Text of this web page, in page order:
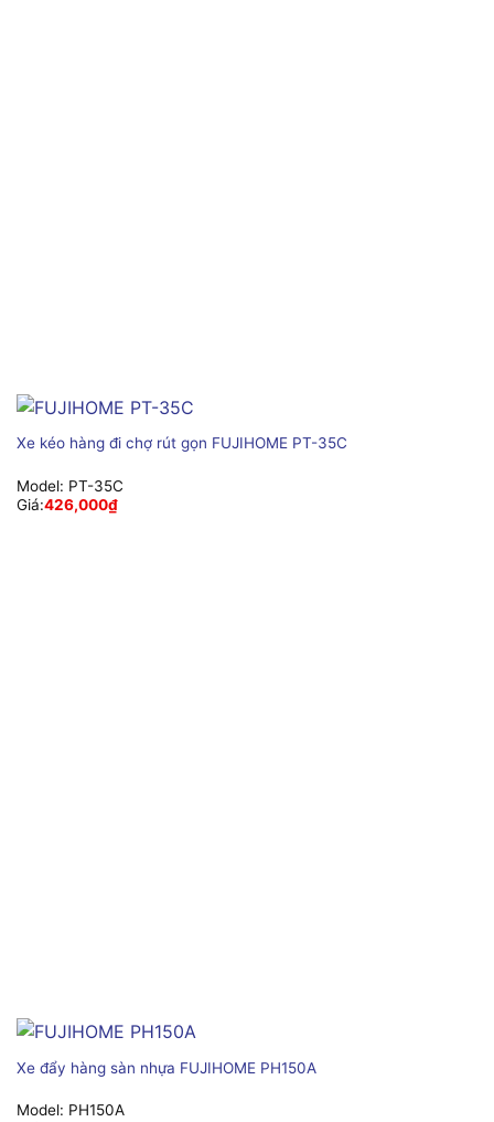
Xe kéo hàng đi chợ rút gọn FUJIHOME PT-35C
Model: PT-35C
Giá:426,000₫
Xe đẩy hàng sàn nhựa FUJIHOME PH150A
Model: PH150A